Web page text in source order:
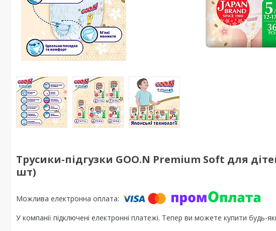
Трусики-підгузки GOO.N Premium Soft для
шт)
У компанії підключені електронні платежі. Тепер ви можете купити будь-